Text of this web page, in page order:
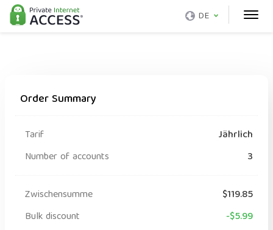
DE
Order Summary
Tarif
Jährlich
Number of accounts
3
Zwischensumme
$119.85
Bulk discount
-$5.99